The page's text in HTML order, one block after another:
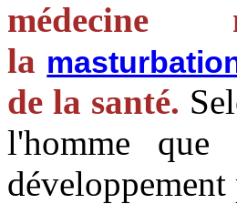
la
de la santé.
l'homme